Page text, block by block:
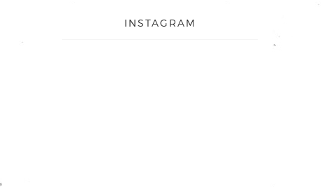
INSTAGRAM